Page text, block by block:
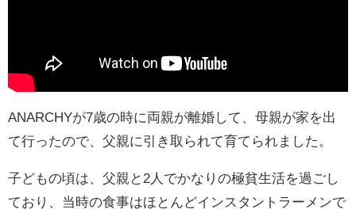
ANARCHYが7歳の時に両親が離婚して、母親が家を出
て行ったので、父親に引き取られて育てられました。
子どもの頃は、父親と2人でかなりの極貧生活を過ごし
ており、当時の食事はほとんどインスタントラーメンで